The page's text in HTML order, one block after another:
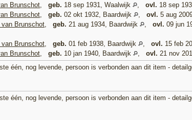
Brunschot, geb. 18 sep 1931, Waalwijk , ovl. 18 sep
Brunschot, geb. 02 okt 1932, Baardwijk , ovl. 5 aug
Brunschot, geb. 21 aug 1934, Baardwijk , ovl. 09 jun
Brunschot, geb. 01 feb 1938, Baardwijk , ovl. 15 feb
Brunschot, geb. 10 jan 1940, Baardwijk , ovl. 21 nov
één, nog levende, persoon is verbonden aan dit item -
één, nog levende, persoon is verbonden aan dit item -